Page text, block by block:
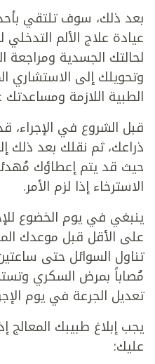
بعد ذلك، سوف تلتقي
عيادة علاج الألم
لحالتك الجسدية ومراجعة
وتحويلك إلى الاستشاري
الطبية اللازمة
قبل الشروع في
ذراعك، ثم نقلك بعد ذلك
حيث قد يتم إعطاؤك
الاسترخاء إذا لزم الأمر.
على الأقل قبل موعدك
تناول السوائل حتى
مُصاباً بمرض السكري
تعديل الجرعة في يوم
يجب إبلاغ طبيبك المعالج
عليك: